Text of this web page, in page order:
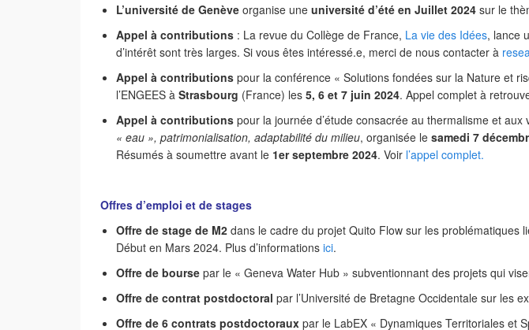
L’université de Genève organise une université d’été en Juillet 2024 sur le
Appel à contributions : La revue du Collège de France, La vie des Idées, lance
d’intérêt sont très larges. Si vous êtes intéressé.e, merci de nous contacter à
Appel à contributions pour la conférence « Solutions fondées sur la Nature et
l’ENGEES à Strasbourg (France) les 5, 6 et 7 juin 2024. Appel complet à
Appel à contributions pour la journée d’étude consacrée au thermalisme et
« eau », patrimonialisation, adaptabilité du milieu, organisée le samedi 7
Résumés à soumettre avant le 1er septembre 2024. Voir l’appel complet.
Offres d’emploi et de stages
Offre de stage de M2 dans le cadre du projet Quito Flow sur les problématiques
Début en Mars 2024. Plus d’informations ici.
Offre de bourse par le « Geneva Water Hub » subventionnant des projets qui
Offre de contrat postdoctoral par l’Université de Bretagne Occidentale sur les
Offre de 6 contrats postdoctoraux par le LabEX « Dynamiques Territoriales et